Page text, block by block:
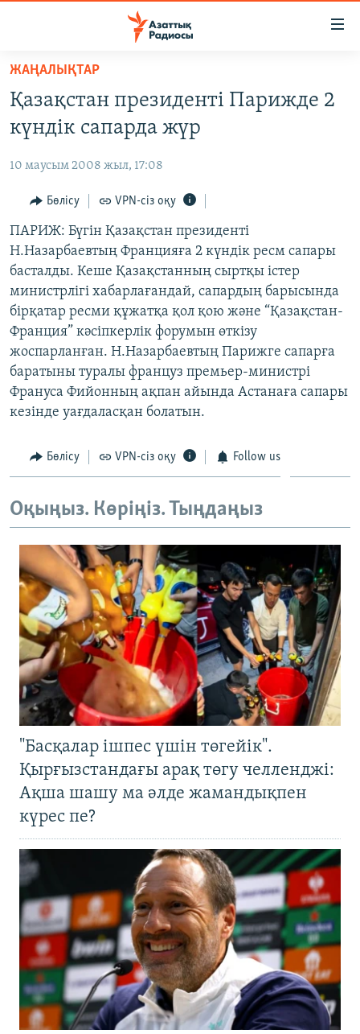
Skip
main
content
Skip
to
Navigation
Skip
to
Search
САЯСАТ
AZATTYQTV
ҚАҢТАР ОҚИҒАСЫ
АДАМ ҚҰҚЫҚТАРЫ
ӘЛЕУМЕТ
ӘЛЕМ
АРНАЙЫ ЖОБАЛАР
Русский
ЖАЗЫЛЫҢЫЗ
Басқа тілдерде
ЖАҢАЛЫҚТАР
Қазақстан президенті Парижде 2
күндік сапарда жүр
10 маусым 2008 жыл, 17:08
Бөлісу VPN-сіз оқу
ПАРИЖ: Бүгін Қазақстан президенті
Н.Назарбаевтың Францияға 2 күндік ресм сапары
басталды. Кеше Қазақстанның сыртқы істер
министрлігі хабарлағандай, сапардың барысында
бірқатар ресми құжатқа қол қою және “Қазақстан-
Франция” кәсіпкерлік форумын өткізу
жоспарланған. Н.Назарбаевтың Парижге сапарға
баратыны туралы француз премьер-министрі
Франуса Фийонның ақпан айында Астанаға сапары
кезінде уағдаласқан болатын.
Бөлісу VPN-сіз оқу Follow us
Оқыңыз. Көріңіз. Тыңдаңыз
"Басқалар ішпес үшін төгейік".
Қырғызстандағы арақ төгу челленджі:
Ақша шашу ма әлде жамандықпен
күрес пе?